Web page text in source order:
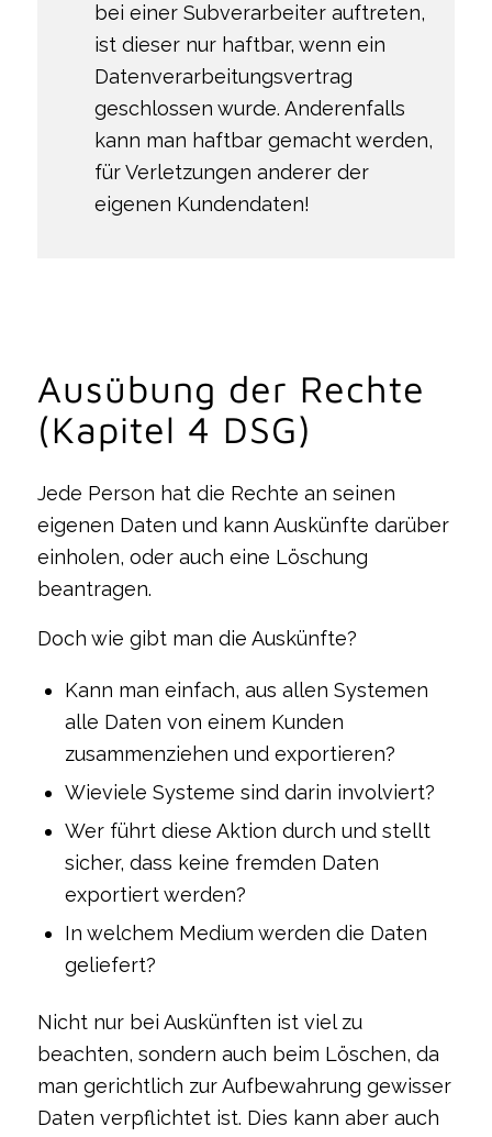
bei einer Subverarbeiter auftreten,
ist dieser nur haftbar, wenn ein
Datenverarbeitungsvertrag
geschlossen wurde. Anderenfalls
kann man haftbar gemacht werden,
für Verletzungen anderer der
eigenen Kundendaten!
Ausübung der Rechte
(Kapitel 4 DSG)
Jede Person hat die Rechte an seinen
eigenen Daten und kann Auskünfte darüber
einholen, oder auch eine Löschung
beantragen.
Doch wie gibt man die Auskünfte?
Kann man einfach, aus allen Systemen
alle Daten von einem Kunden
zusammenziehen und exportieren?
Wieviele Systeme sind darin involviert?
Wer führt diese Aktion durch und stellt
sicher, dass keine fremden Daten
exportiert werden?
In welchem Medium werden die Daten
geliefert?
Nicht nur bei Auskünften ist viel zu
beachten, sondern auch beim Löschen, da
man gerichtlich zur Aufbewahrung gewisser
Daten verpflichtet ist. Dies kann aber auch